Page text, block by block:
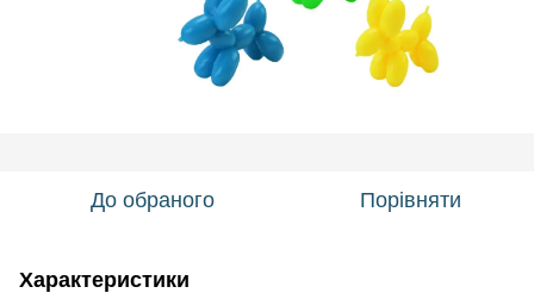
До обраного Порівняти
Характеристики